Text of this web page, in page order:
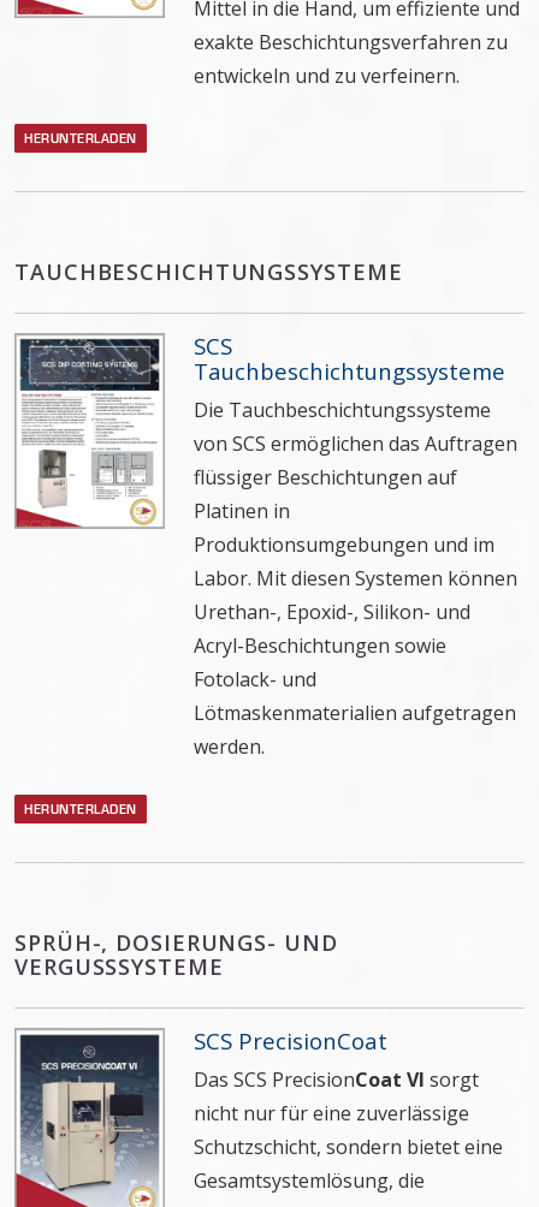
Mittel in die Hand, um effiziente und
exakte Beschichtungsverfahren zu
entwickeln und zu verfeinern.
HERUNTERLADEN
TAUCHBESCHICHTUNGSSYSTEME
SCS
Tauchbeschichtungssysteme
Die Tauchbeschichtungssysteme
von SCS ermöglichen das Auftragen
flüssiger Beschichtungen auf
Platinen in
Produktionsumgebungen und im
Labor. Mit diesen Systemen können
Urethan-, Epoxid-, Silikon- und
Acryl-Beschichtungen sowie
Fotolack- und
Lötmaskenmaterialien aufgetragen
werden.
HERUNTERLADEN
SPRÜH-, DOSIERUNGS- UND
VERGUSSSYSTEME
SCS PrecisionCoat
Das SCS PrecisionCoat VI sorgt
nicht nur für eine zuverlässige
Schutzschicht, sondern bietet eine
Gesamtsystemlösung, die